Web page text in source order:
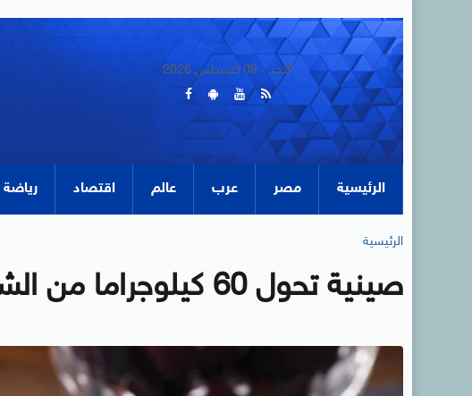
الأحد - 09 أغسطس 2026
الرئيسية مصر عرب عالم اقتصاد رياضة
الرئيسية
صينية تحول 60 كيلوجراما من الشوكولاتة إلى مجسم فنى